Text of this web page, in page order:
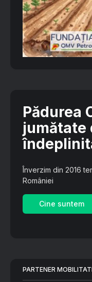
Pădurea
jumătate
Înverzim din 2016
României
Cine suntem
PARTENER